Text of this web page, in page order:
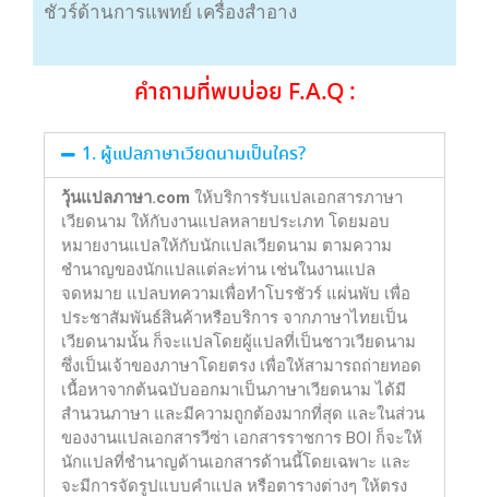
ชัวร์ด้านการแพทย์ เครื่องสำอาง
คำถามที่พบบ่อย F.A.Q :
1. ผู้แปลภาษาเวียดนามเป็นใคร?
วุ้นแปลภาษา.com ให้บริการรับแปลเอกสารภาษา
เวียดนาม ให้กับงานแปลหลายประเภท โดยมอบ
หมายงานแปลให้กับนักแปลเวียดนาม ตามความ
ชำนาญของนักแปลแต่ละท่าน เช่นในงานแปล
จดหมาย แปลบทความเพื่อทำโบรชัวร์ แผ่นพับ เพื่อ
ประชาสัมพันธ์สินค้าหรือบริการ จากภาษาไทยเป็น
เวียดนามนั้น ก็จะแปลโดยผู้แปลที่เป็นชาวเวียดนาม
ซึ่งเป็นเจ้าของภาษาโดยตรง เพื่อให้สามารถถ่ายทอด
เนื้อหาจากต้นฉบับออกมาเป็นภาษาเวียดนาม ได้มี
สำนวนภาษา และมีความถูกต้องมากที่สุด และในส่วน
ของงานแปลเอกสารวีซ่า เอกสารราชการ BOI ก็จะให้
นักแปลที่ชำนาญด้านเอกสารด้านนี้โดยเฉพาะ และ
จะมีการจัดรูปแบบคำแปล หรือตารางต่างๆ ให้ตรง